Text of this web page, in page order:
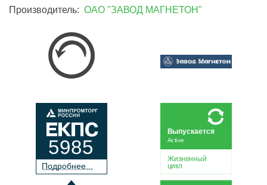
Производитель: ОАО "ЗАВОД МАГНЕТОН"
Подробнее...
5985
Жизненный
цикл
Active
Выпускается